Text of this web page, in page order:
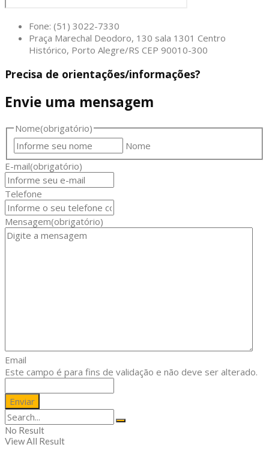
Fone: (51) 3022-7330
Praça Marechal Deodoro, 130 sala 1301 Centro
Histórico, Porto Alegre/RS CEP 90010-300
Precisa de orientações/informações?
Envie uma mensagem
Nome(obrigatório)
Nome
E-mail(obrigatório)
Telefone
Mensagem(obrigatório)
Email
Este campo é para fins de validação e não deve ser alterado.
No Result
View All Result